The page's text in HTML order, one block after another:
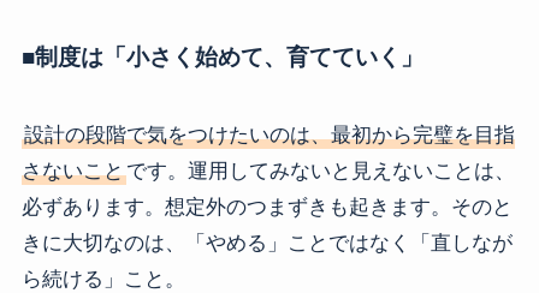
■制度は「小さく始めて、育てていく」
設計の段階で気をつけたいのは、最初から完璧を目指
さないことです。運用してみないと見えないことは、
必ずあります。想定外のつまずきも起きます。そのと
きに大切なのは、「やめる」ことではなく「直しなが
ら続ける」こと。